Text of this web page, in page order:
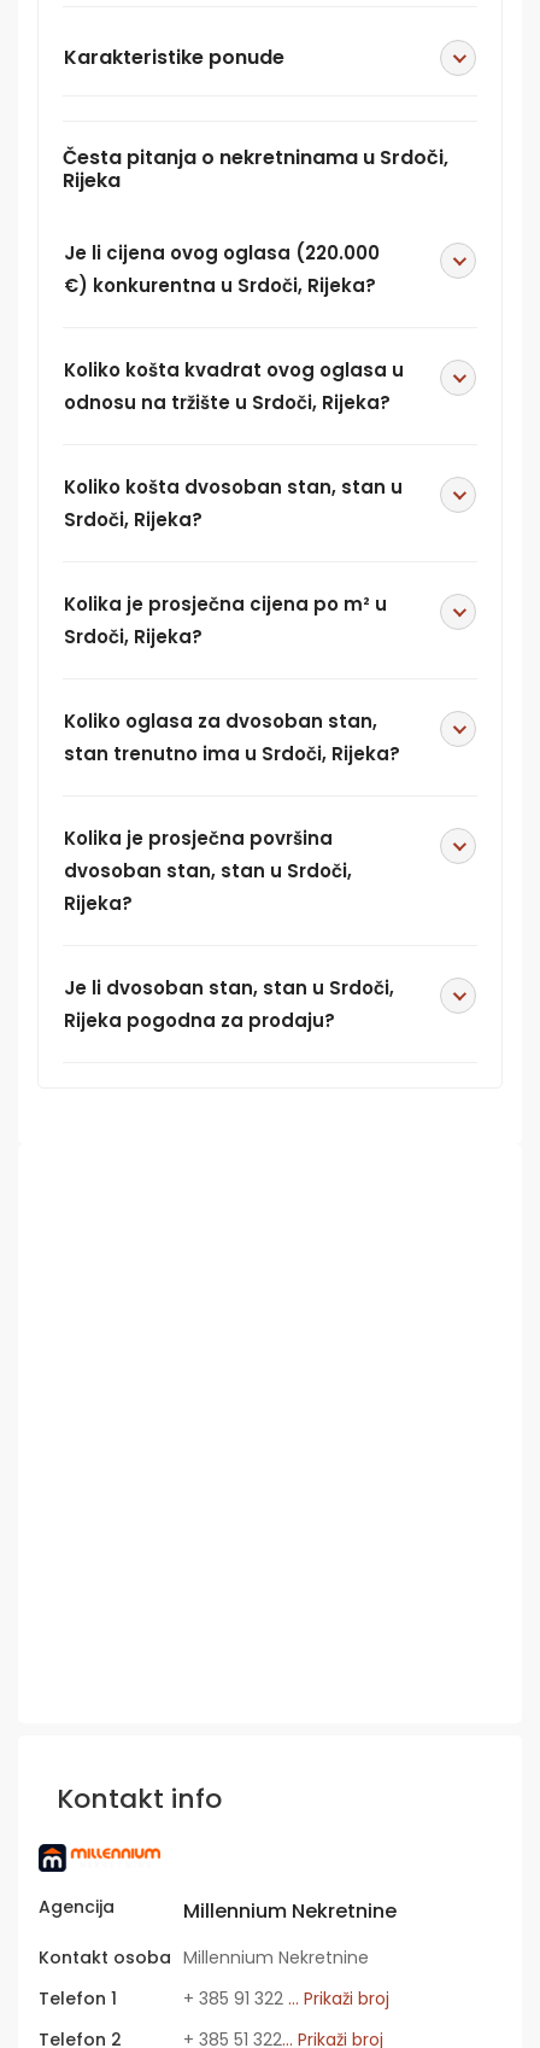
Karakteristike ponude
Česta pitanja o nekretninama u Srdoči,
Rijeka
Je li cijena ovog oglasa (220.000
€) konkurentna u Srdoči, Rijeka?
Koliko košta kvadrat ovog oglasa u
odnosu na tržište u Srdoči, Rijeka?
Koliko košta dvosoban stan, stan u
Srdoči, Rijeka?
Kolika je prosječna cijena po m² u
Srdoči, Rijeka?
Koliko oglasa za dvosoban stan,
stan trenutno ima u Srdoči, Rijeka?
Kolika je prosječna površina
dvosoban stan, stan u Srdoči,
Rijeka?
Je li dvosoban stan, stan u Srdoči,
Rijeka pogodna za prodaju?
Kontakt info
Agencija Millennium Nekretnine
Kontakt osoba Millennium Nekretnine
Telefon 1
+ 385 91 322 ... Prikaži broj
Telefon 2
+ 385 51 322... Prikaži broj